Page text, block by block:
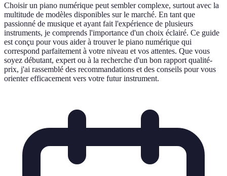
Choisir un piano numérique peut sembler complexe, surtout avec la
multitude de modèles disponibles sur le marché. En tant que
passionné de musique et ayant fait l'expérience de plusieurs
instruments, je comprends l'importance d'un choix éclairé. Ce guide
est conçu pour vous aider à trouver le piano numérique qui
correspond parfaitement à votre niveau et vos attentes. Que vous
soyez débutant, expert ou à la recherche d'un bon rapport qualité-
prix, j'ai rassemblé des recommandations et des conseils pour vous
orienter efficacement vers votre futur instrument.